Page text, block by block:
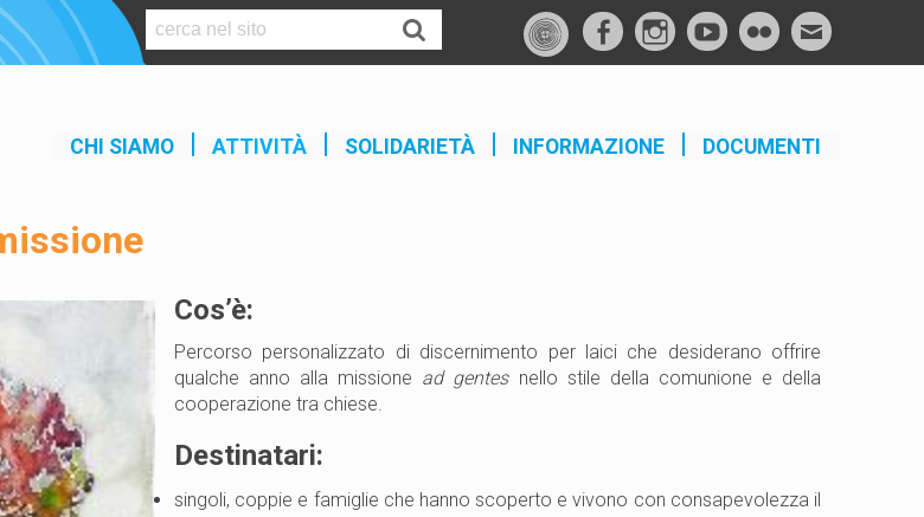
f
a
e
I
n
t
Y
o
t
F
l
c
M
a
CHI SIAMO ATTIVITÀ SOLIDARIETÀ INFORMAZIONE DOCUMENTI
Cos’è:
Percorso personalizzato di discernimento per laici che desiderano offrire
qualche anno alla missione ad gentesnello stile della comunione e della
cooperazione tra chiese.
Destinatari:
singoli, coppie e famiglie che hanno scoperto e vivono con consapevolezza il